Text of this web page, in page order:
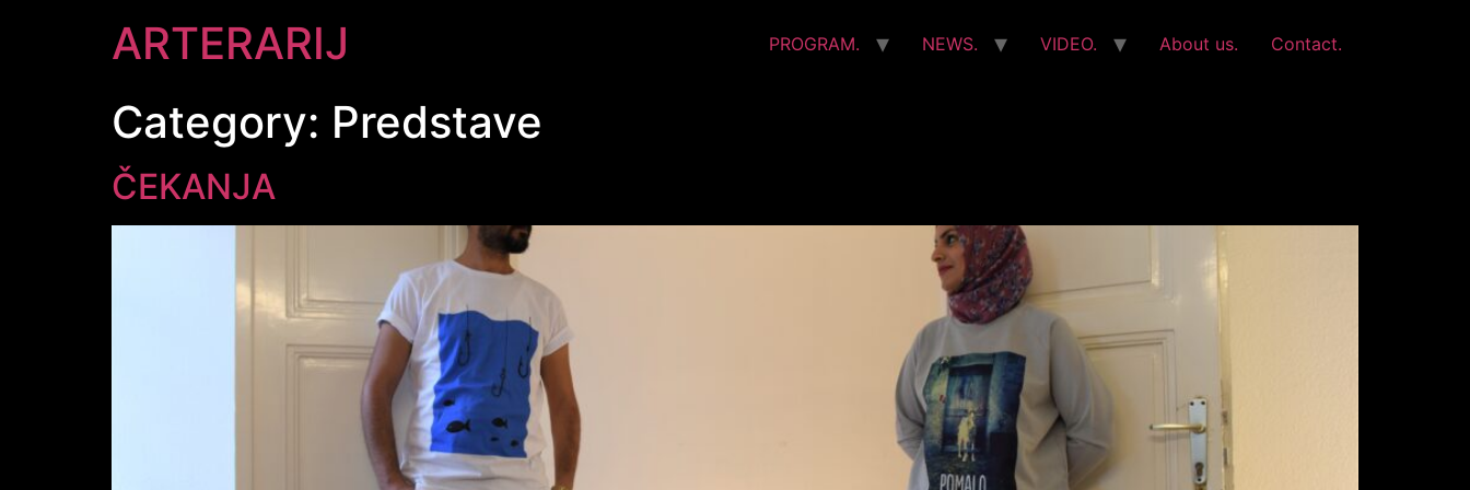
ARTERARIJ PROGRAM. NEWS. VIDEO. About us. Contact.
Category: Predstave
ČEKANJA